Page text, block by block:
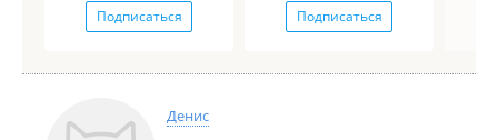
Подписаться Подписаться
Денис